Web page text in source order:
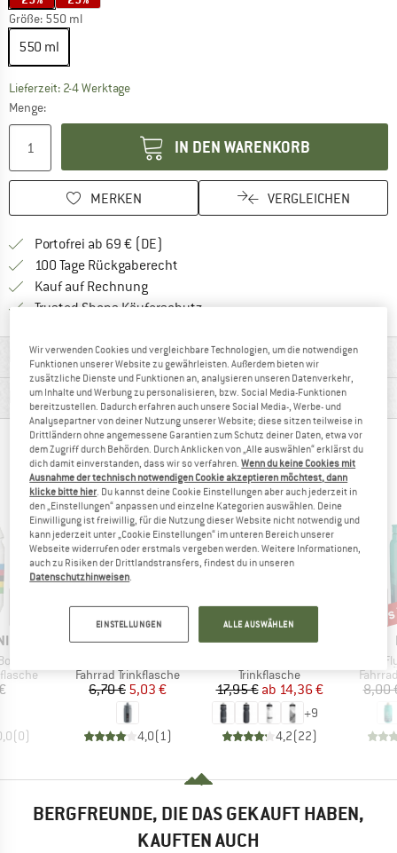
Größe: 550 ml
550 ml
Lieferzeit: 2-4 WerktageDer Link öffnet sich in einer Infobox und
Menge:
IN DEN WARENKORB
MERKEN VERGLEICHEN
Portofrei ab 69 € (DE)
100 Tage Rückgaberecht
Kauf auf RechnungFinde die Zahlungs-Infos hier! Öffnet
Trusted Shops Käuferschutz
MATERIALINFOS & FEATURES
PRODUKTBESCHREIBUNG
ANDERE BERGFREUNDE SCHAUTEN SICH AUCH
AN
(0)
MARKE
ELITE
Produktgruppe
Fahrrad Trinkflasche
Preis
6,70 € reduzierter Preis
5,03 €
4,0( 1)
Rabatt
25%
MARKE
CAMELBAK
Produktgruppe
Trinkflasche
Preis
17,95 € reduzierter Preis
ab 14,36 €
+9
4,2(22)
Rabatt
bis 20%
8,00
BERGFREUNDE, DIE DAS GEKAUFT HABEN,
KAUFTEN AUCH
Wir verwenden Cookies und vergleichbare Technologien, um die notwendigen
Funktionen unserer Website zu gewährleisten. Außerdem bieten wir
zusätzliche Dienste und Funktionen an, analysieren unseren Datenverkehr,
um Inhalte und Werbung zu personalisieren, bzw. Social Media-Funktionen
bereitzustellen. Dadurch erfahren auch unsere Social Media-, Werbe- und
Analysepartner von deiner Nutzung unserer Website; diese sitzen teilweise in
Drittländern ohne angemessene Garantien zum Schutz deiner Daten, etwa vor
dem Zugriff durch Behörden. Durch Anklicken von „Alle auswählen“ erklärst du
dich damit einverstanden, dass wir so verfahren.Wenn du keine Cookies mit
Ausnahme der technisch notwendigen Cookie akzeptieren möchtest, dann
klicke bitte hier. Du kannst deine Cookie Einstellungen aber auch jederzeit in
den „Einstellungen“ anpassen und einzelne Kategorien auswählen. Deine
Einwilligung ist freiwillig, für die Nutzung dieser Website nicht notwendig und
kann jederzeit unter „Cookie Einstellungen“ im unteren Bereich unserer
Webseite widerrufen oder erstmals vergeben werden. Weitere Informationen,
auch zu Risiken der Drittlandstransfers, findest du in unseren
Datenschutzhinweisen.
EINSTELLUNGEN ALLE AUSWÄHLEN